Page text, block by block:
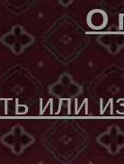
О
или